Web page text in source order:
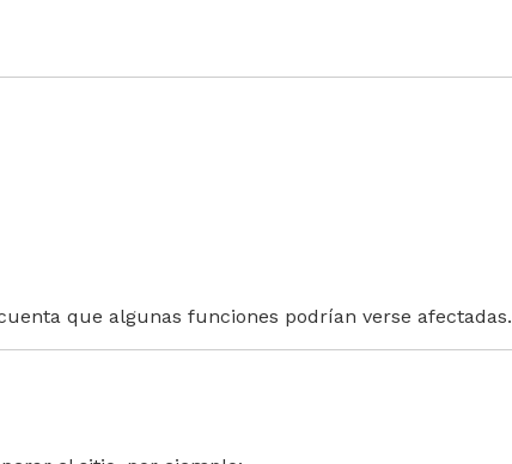
que algunas funciones podrían verse afectadas.